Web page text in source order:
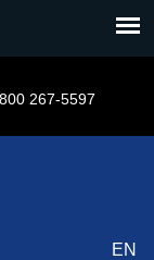
267-5597
EN